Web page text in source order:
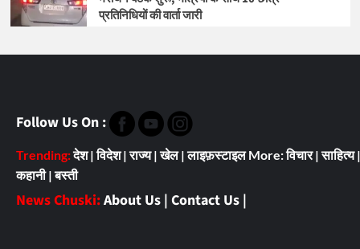
प्रतिनिधियों की वार्ता जारी
Follow Us On :
Trending:देश|विदेश|राज्य|खेल|लाइफ़स्टाइल More:विचार|साहित्य|
कहानी|बस्ती
News Chuski:About Us | Contact Us |